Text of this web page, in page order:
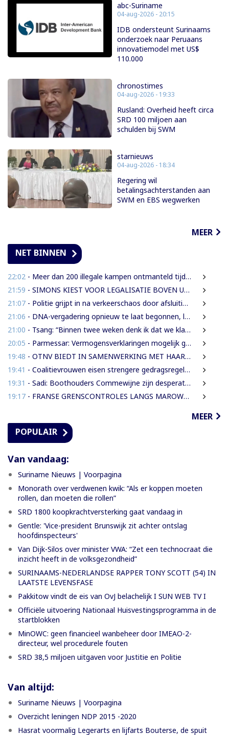
abc-Suriname
04-aug-2026 - 20:15
IDB ondersteunt Surinaams
onderzoek naar Peruaans
innovatiemodel met US$
110.000
chronostimes
04-aug-2026 - 19:33
Rusland: Overheid heeft circa
SRD 100 miljoen aan
schulden bij SWM
starnieuws
04-aug-2026 - 18:34
Regering wil
betalingsachterstanden aan
SWM en EBS wegwerken
MEER
NET BINNEN
22:02 - Meer dan 200 illegale kampen ontmanteld tijdens operatie bij Moeroekreek
21:59 - SIMONS KIEST VOOR LEGALISATIE BOVEN UITZETTING VAN LANGDURIG VERBLIJVENDE VREEMDELINGEN
21:07 - Politie grijpt in na verkeerschaos door afsluiting Domineestraat
21:06 - DNA-vergadering opnieuw te laat begonnen, leden eisen aanpak laatkomers
21:00 - Tsang: “Binnen twee weken denk ik dat we klaar moeten zijn met werkzaamheden Domineestraat”
20:05 - Parmessar: Vermogensverklaringen mogelijk geopend bij Anti-corruptie unit
19:48 - OTNV BIEDT IN SAMENWERKING MET HAAR INTERNATIONALE PARTNERS 200 GRATIS STUDIEBEURZEN AAN TECHNISCH TALENT
19:41 - Coalitievrouwen eisen strengere gedragsregels in DNA na uitspraak Van Samson
19:31 - Sadi: Boothouders Commewijne zijn desperate, wachten 6 jaren op tariefaanpassing
19:17 - FRANSE GRENSCONTROLES LANGS MAROWIJNERIVIER WEDEROM FORS AANGESCHERPT
MEER
POPULAIR
Van vandaag:
Suriname Nieuws | Voorpagina
Monorath over verdwenen kwik: “Als er koppen moeten
rollen, dan moeten die rollen”
SRD 1800 koopkrachtversterking gaat vandaag in
Gentle: 'Vice-president Brunswijk zit achter ontslag
hoofdinspecteurs'
Van Dijk-Silos over minister VWA: “Zet een technocraat die
inzicht heeft in de volksgezondheid”
SURINAAMS-NEDERLANDSE RAPPER TONY SCOTT (54) IN
LAATSTE LEVENSFASE
Pakkitow vindt de eis van OvJ belachelijk I SUN WEB TV I
Officiële uitvoering Nationaal Huisvestingsprogramma in de
startblokken
MinOWC: geen financieel wanbeheer door IMEAO-2-
directeur, wel procedurele fouten
SRD 38,5 miljoen uitgaven voor Justitie en Politie
Van altijd:
Suriname Nieuws | Voorpagina
Overzicht leningen NDP 2015 -2020
Hasrat voormalig Legerarts en lijfarts Bouterse, de spuit